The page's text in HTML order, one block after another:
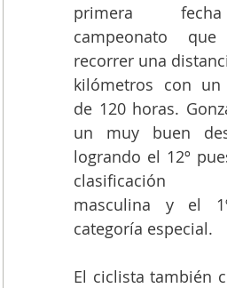
primera
campeonato
recorrer una
kilómetros con un
de 120 horas.
un muy buen
logrando el 12º
clasificación
masculina y el
categoría especial.
El ciclista también